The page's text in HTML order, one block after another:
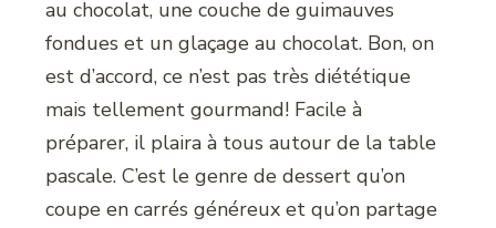
au chocolat, une couche de guimauves
fondues et un glaçage au chocolat. Bon, on
est d’accord, ce n’est pas très diététique
mais tellement gourmand! Facile à
préparer, il plaira à tous autour de la table
pascale. C’est le genre de dessert qu’on
coupe en carrés généreux et qu’on partage